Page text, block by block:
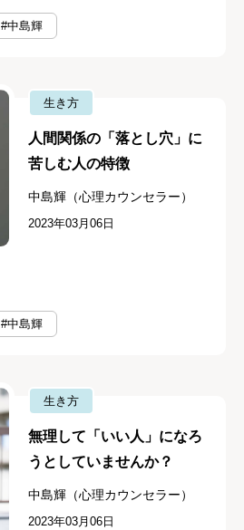
#中島輝
生き方
人間関係の「落とし穴」に
苦しむ人の特徴
中島輝（心理カウンセラー）
2023年03月06日
#中島輝
生き方
無理して「いい人」になろ
うとしていませんか？
中島輝（心理カウンセラー）
2023年03月06日